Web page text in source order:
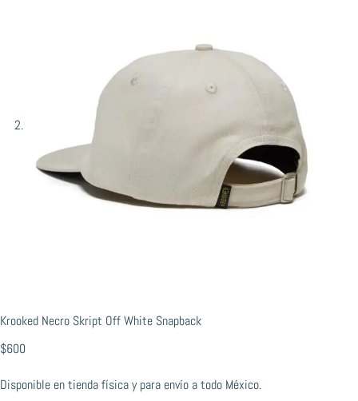
Krooked Necro Skript Off White Snapback
$600
Disponible en tienda física y para envío a todo México.